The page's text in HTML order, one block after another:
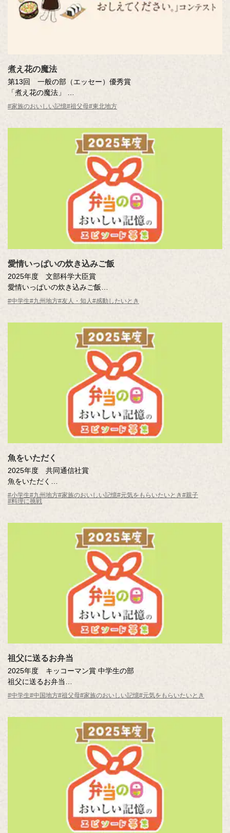
煮え花の魔法
第13回 一般の部（エッセー）優秀賞
「煮え花の魔法」
浅野 理恵さん（福島県・41歳）
#家族のおいしい記憶#祖父母#東北地方
愛情いっぱいの炊き込みご飯
2025年度 文部科学大臣賞
愛情いっぱいの炊き込みご飯
吉田 かりん結愛（大分県 別府市立別府西中学校1年 ）
#中学生#九州地方#友人・知人 #感動したいとき
魚をいただく
2025年度 共同通信社賞
魚をいただく
赤瀬川 想太（鹿児島県 鹿児島市立伊敷台小学校5年 ）
#小学生#九州地方#家族のおいしい記憶#元気をもらいたいとき#親子
#料理に挑戦
祖父に送るお弁当
2025年度 キッコーマン賞 中学生の部
祖父に送るお弁当
渡部 小夏（愛媛県 松山市立余土中学校2年 ）
#中学生#中国地方#祖父母#家族のおいしい記憶#元気をもらいたいとき